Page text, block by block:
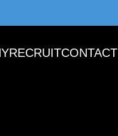
RECRUITCONTACT